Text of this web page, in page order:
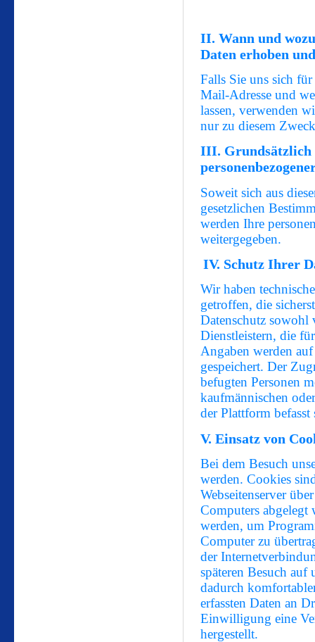
II. Wann und
Daten erhoben
Falls Sie uns sich
Mail-Adresse und
lassen, verwenden
nur zu diesem
III. Grundsätzlich
Soweit sich aus
gesetzlichen
werden Ihre
weitergegeben.
IV. Schutz Ihrer
Wir haben
getroffen, die
Datenschutz sowohl
Dienstleistern, die
Angaben werden auf
gespeichert. Der
befugten Personen
kaufmännischen
der Plattform
V. Einsatz von
Bei dem Besuch
werden. Cookies
Webseitenserver
Computers abgelegt
werden, um
Computer zu
der
späteren Besuch auf
dadurch
erfassten Daten an
Einwilligung eine
hergestellt.